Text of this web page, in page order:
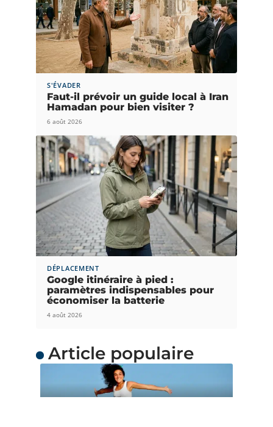
S'ÉVADER
Faut-il prévoir un guide local à Iran
Hamadan pour bien visiter ?
6 août 2026
DÉPLACEMENT
Google itinéraire à pied :
paramètres indispensables pour
économiser la batterie
4 août 2026
Article populaire
ACTUS